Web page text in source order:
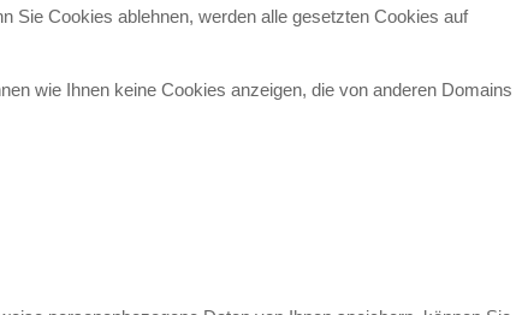
Sie Cookies ablehnen, werden alle gesetzten Cookies auf
wie Ihnen keine Cookies anzeigen, die von anderen Domains